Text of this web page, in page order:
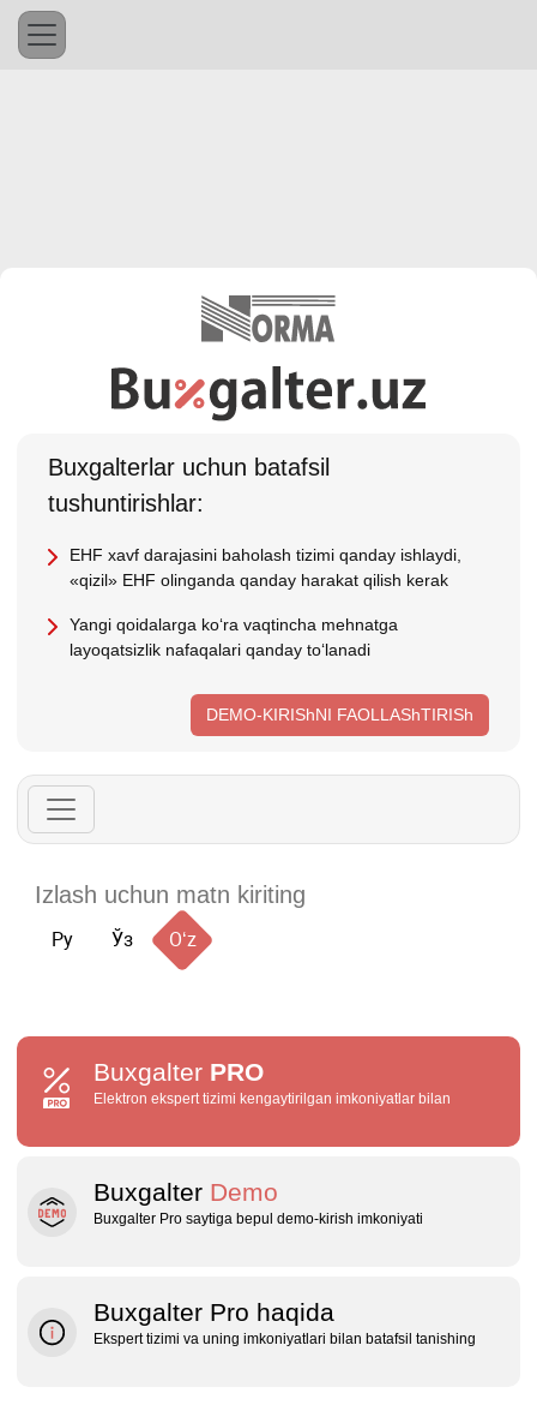
Buхgalterlar uchun batafsil
tushuntirishlar:
EHF хavf darajasini baholash tizimi qanday ishlaydi,
«qizil» EHF olinganda qanday harakat qilish kerak
Yangi qoidalarga koʻra vaqtincha mehnatga
layoqatsizlik nafaqalari qanday toʻlanadi
DEMO-KIRIShNI FAOLLAShTIRISh
Ру Ўз Oʻz
Buxgalter PRO
Elektron ekspert tizimi kengaytirilgan imkoniyatlar bilan
Buxgalter Demo
Buxgalter Pro saytiga bepul demo‑kirish imkoniyati
Buxgalter Pro haqida
Ekspert tizimi va uning imkoniyatlari bilan batafsil tanishing